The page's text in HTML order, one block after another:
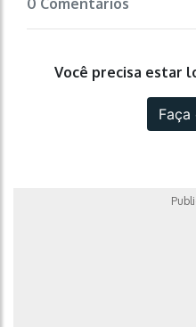
Você precisa estar